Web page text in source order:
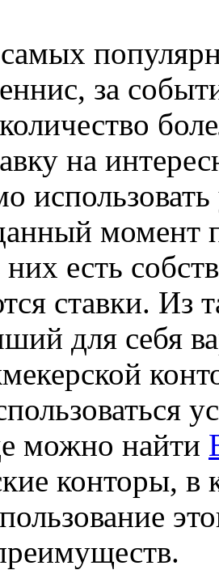
за
на
момент
есть
ставки. Из
для себя
можно найти
конторы, в